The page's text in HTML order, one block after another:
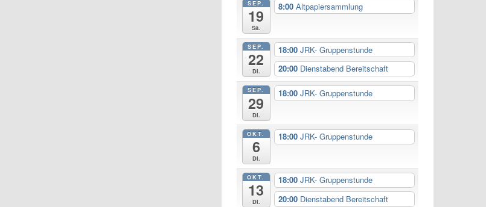
SEP.
19
Sa.
8:00 Altpapiersammlung
SEP.
22
Di.
18:00 JRK- Gruppenstunde
20:00 Dienstabend Bereitschaft
SEP.
29
Di.
18:00 JRK- Gruppenstunde
OKT.
6
Di.
18:00 JRK- Gruppenstunde
OKT.
13
Di.
18:00 JRK- Gruppenstunde
20:00 Dienstabend Bereitschaft